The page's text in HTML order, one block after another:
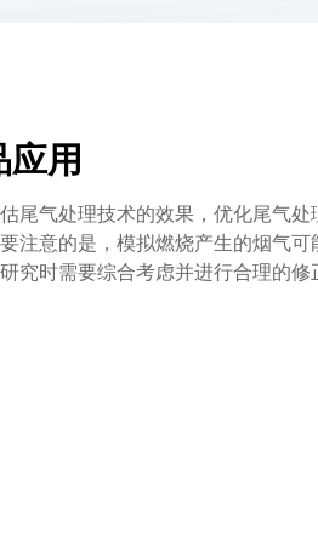
应用
尾气处理技术的效果，优化尾气
注意的是，模拟燃烧产生的烟气
究时需要综合考虑并进行合理的修